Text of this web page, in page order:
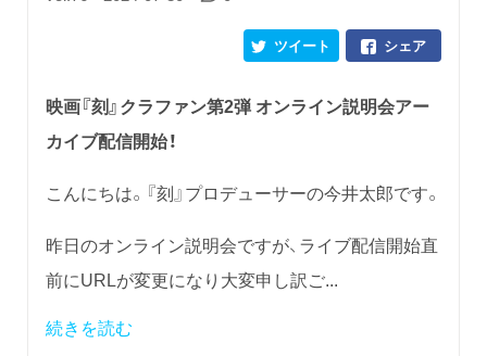
シェア
ツイート
映画『刻』クラファン第2弾 オンライン説明会アー
カイブ配信開始！
こんにちは。『刻』プロデューサーの今井太郎です。
昨日のオンライン説明会ですが、ライブ配信開始直
前にURLが変更になり大変申し訳ご...
続きを読む